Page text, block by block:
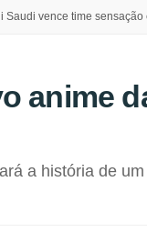
Saudi vence time
anime
a história de